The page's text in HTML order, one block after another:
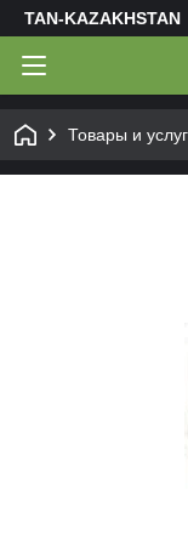
TAN-KAZAKHSTAN
Товары и